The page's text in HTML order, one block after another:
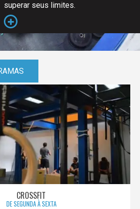
superar seus limites.
CROSSFIT
DE SEGUNDA À SEXTA